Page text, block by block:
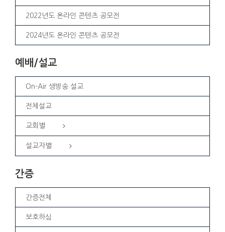
2022년도 온라인 콘텐츠 공모전
2024년도 온라인 콘텐츠 공모전
예배/설교
On-Air 생방송 설교
전체설교
교회별
설교자별
간증
간증전체
보호하심